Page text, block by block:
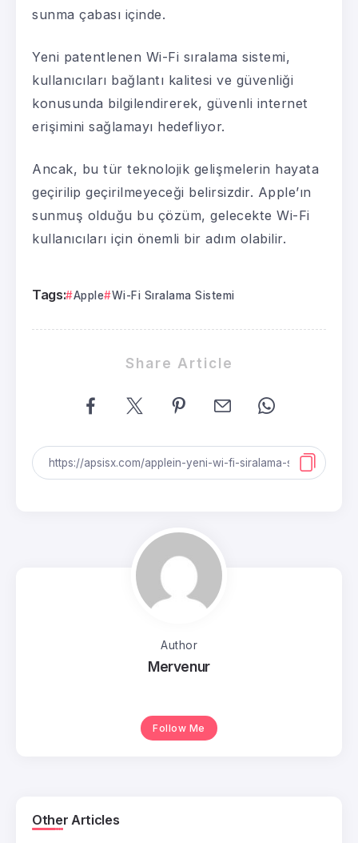
sunma çabası içinde.
Yeni patentlenen Wi-Fi sıralama sistemi,
kullanıcıları bağlantı kalitesi ve güvenliği
konusunda bilgilendirerek, güvenli internet
erişimini sağlamayı hedefliyor.
Ancak, bu tür teknolojik gelişmelerin hayata
geçirilip geçirilmeyeceği belirsizdir. Apple’ın
sunmuş olduğu bu çözüm, gelecekte Wi-Fi
kullanıcıları için önemli bir adım olabilir.
Tags: Apple Wi-Fi Sıralama Sistemi
Share Article
Author
Mervenur
Follow Me
Other Articles